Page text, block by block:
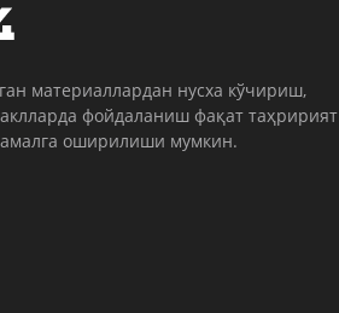
материаллардан нусха кўчириш,
фойдаланиш фақат таҳририят
оширилиши мумкин.